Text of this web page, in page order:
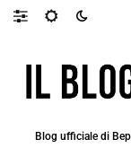
Blog ufficiale di